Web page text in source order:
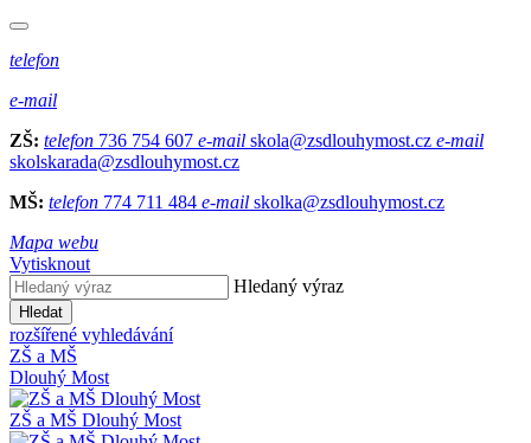
telefon
e-mail
ZŠ: telefon 736 754 607 e-mail skola@zsdlouhymost.cz e-mail
skolskarada@zsdlouhymost.cz
MŠ: telefon 774 711 484 e-mail skolka@zsdlouhymost.cz
Mapa webu
Vytisknout
Hledaný výraz
Hledat
rozšířené vyhledávání
ZŠ a MŠ
Dlouhý Most
ZŠ a MŠ Dlouhý Most